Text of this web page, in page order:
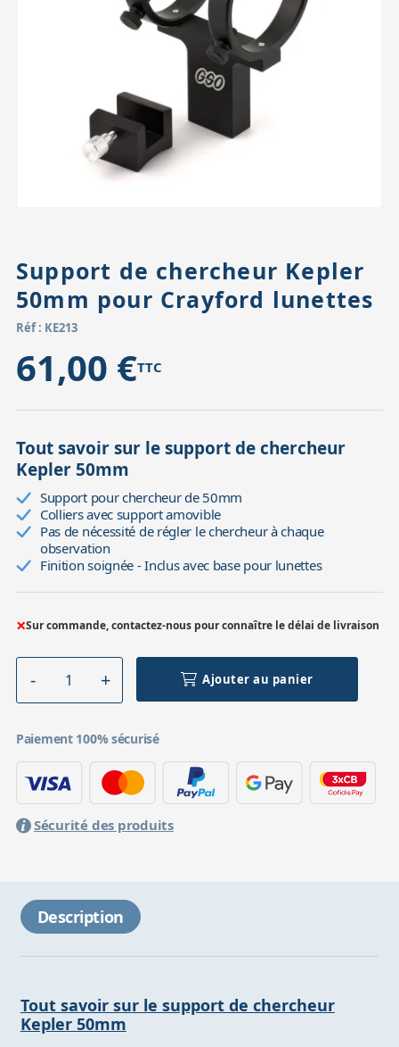
Accessoires pour montures
Pièces détachées
Support de chercheur Kepler
50mm pour Crayford lunettes
Réf : KE213
61,00 €TTC
Tout savoir sur le support de chercheur
Kepler 50mm
Support pour chercheur de 50mm
Colliers avec support amovible
Pas de nécessité de régler le chercheur à chaque
observation
Finition soignée - Inclus avec base pour lunettes
×Sur commande, contactez-nous pour connaître le délai de livraison
Ajouter au panier
Paiement 100% sécurisé
Sécurité des produits
Description
Tout savoir sur le support de chercheur
Kepler 50mm